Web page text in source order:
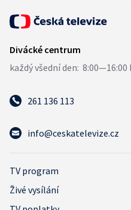
261 136 113
info@ceskatelevize.cz
TV program
Živé vysílání